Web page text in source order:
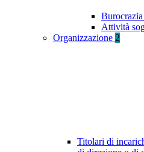
Attività
Organizzazione 2
Titolari di